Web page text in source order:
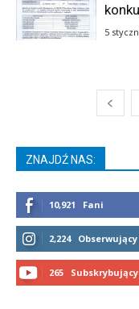
5
ZNAJDŹ NAS:
10,921 Fani
2,224 Obserwujący
265 Subskrybujący